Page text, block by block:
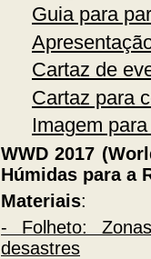
Guia para
Cartaz de
Cartaz para
Imagem
WWD 2017
Húmidas para a
Materiais:
- Folheto:
desastres